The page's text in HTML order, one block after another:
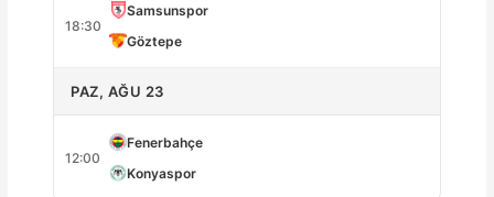
18:30
Samsunspor
Göztepe
PAZ, AĞU 23
12:00
Fenerbahçe
Konyaspor